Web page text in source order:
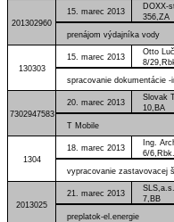
201302960
15. marec 2013
DOXX-
prenájom výdajníka vody
130303
15. marec 2013
Otto
8/
spracovanie dokumentácie
7302947583
20. marec 2013
Slovak
T Mobile
1304
18. marec 2013
Ing.
6/
vypracovanie zastavovacej
2013025
21. marec 2013
preplatok-el.energie